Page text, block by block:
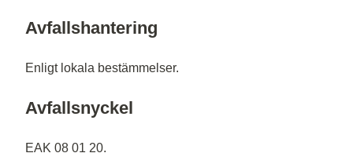
Avfallshantering
Enligt lokala bestämmelser.
Avfallsnyckel
EAK 08 01 20.